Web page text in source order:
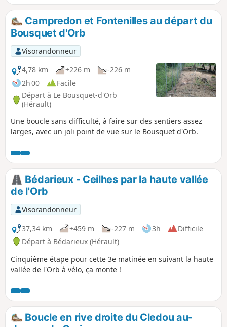
Campredon et Fontenilles au départ du
Bousquet d'Orb
Visorandonneur
4,78 km
+226 m
-226 m
2h 00
Facile
Départ à Le Bousquet-d'Orb
(Hérault)
Une boucle sans difficulté, à faire sur des sentiers assez
larges, avec un joli point de vue sur le Bousquet d'Orb.
Bédarieux - Ceilhes par la haute vallée
de l'Orb
Visorandonneur
37,34 km
+459 m -227 m 3h
Difficile
Départ à Bédarieux (Hérault)
Cinquième étape pour cette 3e matinée en suivant la haute
vallée de l'Orb à vélo, ça monte !
Boucle en rive droite du Cledou au-